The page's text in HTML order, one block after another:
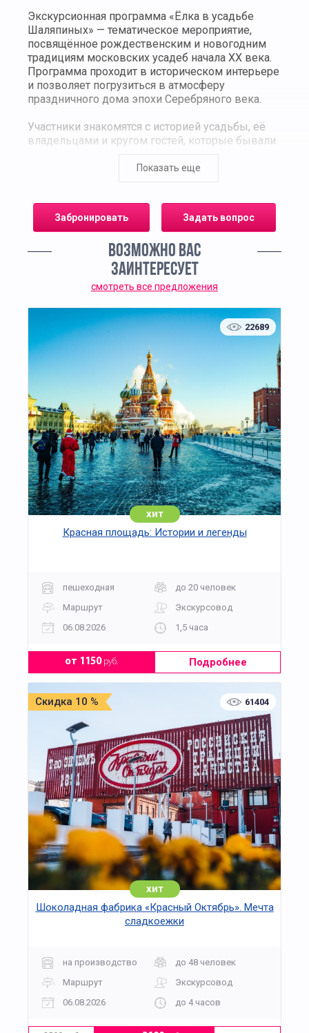
Экскурсионная программа «Ёлка в усадьбе
Шаляпиных» — тематическое мероприятие,
посвящённое рождественским и новогодним
традициям московских усадеб начала XX века.
Программа проходит в историческом интерьере
и позволяет погрузиться в атмосферу
праздничного дома эпохи Серебряного века.
Участники знакомятся с историей усадьбы, её
владельцами и кругом гостей, которые бывали
раскрываются особенности дореволюционных
купеческой и творческой среде Москвы.
Отдельное внимание уделяется личности
Фёдора Шаляпина, его образу жизни, взглядам
на семейные праздники и роли дома как
пространства для общения, музыки и искусства.
Материал подаётся через реальные факты,
исторические детали и подлинный контекст
Программа построена в спокойном формате,
без спешки, с акцентом на атмосферу и
культурное содержание. Экскурсия подходит
для организованных групп и индивидуальных
посетителей, интересующихся историей
Москвы, усадебной культурой и новогодними
традициями прошлого.
Показать еще
Забронировать Задать вопрос
ВОЗМОЖНО ВАС
ЗАИНТЕРЕСУЕТ
смотреть все предложения
22689
хит
Красная площадь: Истории и легенды
пешеходная
до 20 человек
Маршрут
Экскурсовод
06.08.2026
1,5 часа
от 1150руб. Подробнее
Скидка 10 % 61404
хит
Шоколадная фабрика «Красный Октябрь». Мечта
сладкоежки
на производство
до 48 человек
Маршрут
Экскурсовод
06.08.2026
до 4 часов